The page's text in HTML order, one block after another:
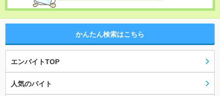
かんたん検索はこちら
エンバイトTOP
人気のバイト